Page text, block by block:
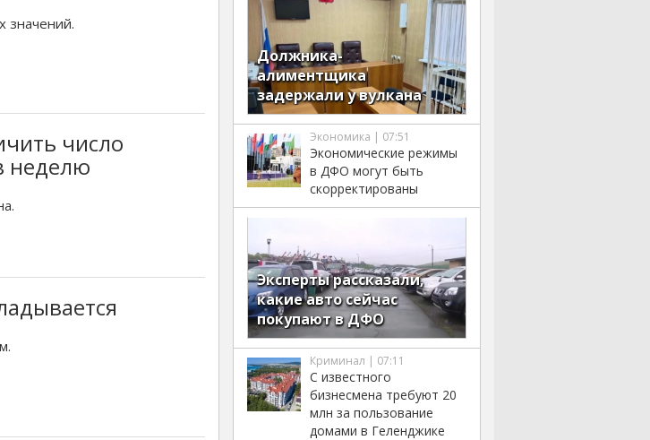
значений.
число
неделю
Должника-
алиментщика
задержали у вулкана
Экономика | 07:51
Экономические режимы
в ДФО могут быть
скорректированы
Эксперты рассказали,
какие авто сейчас
покупают в ДФО
Криминал | 07:11
С известного
бизнесмена требуют 20
млн за пользование
домами в Геленджике